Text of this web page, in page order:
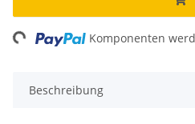
Komponenten
Beschreibung